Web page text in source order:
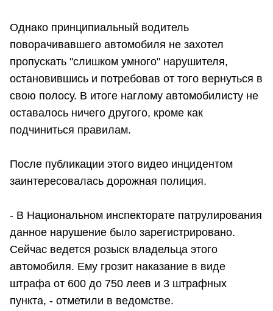
Однако принципиальный водитель
поворачивавшего автомобиля не захотел
пропускать "слишком умного" нарушителя,
остановившись и потребовав от того вернуться в
свою полосу. В итоге наглому автомобилисту не
оставалось ничего другого, кроме как
подчиниться правилам.
После публикации этого видео инцидентом
заинтересовалась дорожная полиция.
- В Национальном инспекторате патрулирования
данное нарушение было зарегистрировано.
Сейчас ведется розыск владельца этого
автомобиля. Ему грозит наказание в виде
штрафа от 600 до 750 леев и 3 штрафных
пункта, - отметили в ведомстве.